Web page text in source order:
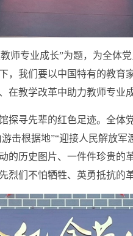
专业成长”为题，为全体
，我们要以中国特有的教
在教学改革中助力教师专业成
寻先辈的红色足迹。全体
击根据地”“迎接人民解放
历史图片、一件件珍贵的
们不怕牺牲、英勇抵抗的